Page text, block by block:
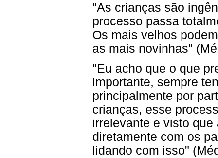
"As crianças são
processo passa
Os mais velhos
as mais novinhas"
"Eu acho que o que
importante, sempre
principalmente por
crianças, esse
irrelevante e visto
diretamente com os
lidando com isso"